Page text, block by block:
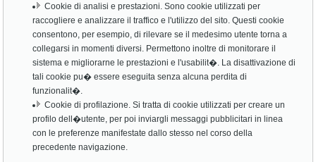
Cookie di analisi e prestazioni. Sono cookie utilizzati per
raccogliere e analizzare il traffico e l'utilizzo del sito. Questi cookie
consentono, per esempio, di rilevare se il medesimo utente torna a
collegarsi in momenti diversi. Permettono inoltre di monitorare il
sistema e migliorarne le prestazioni e l'usabilit�. La disattivazione di
tali cookie pu� essere eseguita senza alcuna perdita di
funzionalit�.
Cookie di profilazione. Si tratta di cookie utilizzati per creare un
profilo dell�utente, per poi inviargli messaggi pubblicitari in linea
con le preferenze manifestate dallo stesso nel corso della
precedente navigazione.